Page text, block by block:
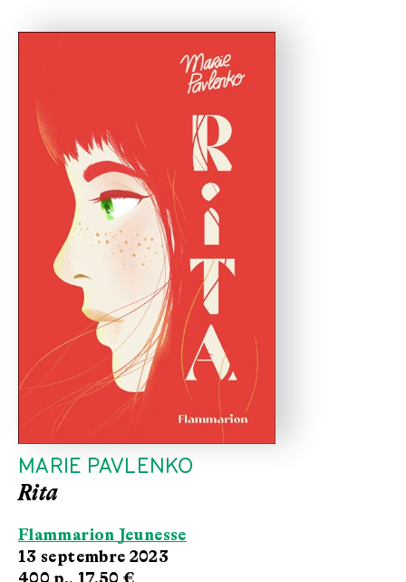
MARIE PAVLENKO
Rita
Flammarion Jeunesse
13 septembre 2023
400 p., 17.50 €